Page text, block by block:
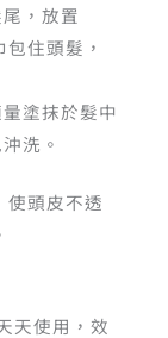
，放置
住頭髮，
塗抹於髮中
洗。
頭皮不透
天使用，效